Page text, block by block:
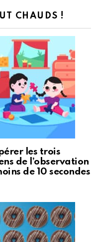
CHAUDS !
les trois
de l’observation
de 10 secondes